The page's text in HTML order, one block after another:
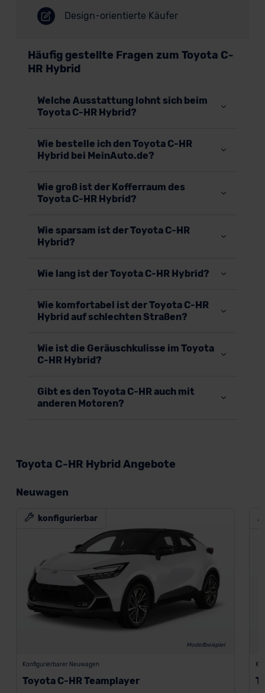
Design-orientierte Käufer
Häufig gestellte Fragen zum Toyota C-
HR Hybrid
Welche Ausstattung lohnt sich beim
Toyota C-HR Hybrid?
Wie bestelle ich den Toyota C-HR
Hybrid bei MeinAuto.de?
Wie groß ist der Kofferraum des
Toyota C-HR Hybrid?
Wie sparsam ist der Toyota C-HR
Hybrid?
Wie lang ist der Toyota C-HR Hybrid?
Wie komfortabel ist der Toyota C-HR
Hybrid auf schlechten Straßen?
Wie ist die Geräuschkulisse im Toyota
C-HR Hybrid?
Gibt es den Toyota C-HR auch mit
anderen Motoren?
Toyota C-HR Hybrid Angebote
Neuwagen
Modellbeispiel
konfigurierbar
Konfigurierbarer Neuwagen
Toyota C-HR Teamplayer